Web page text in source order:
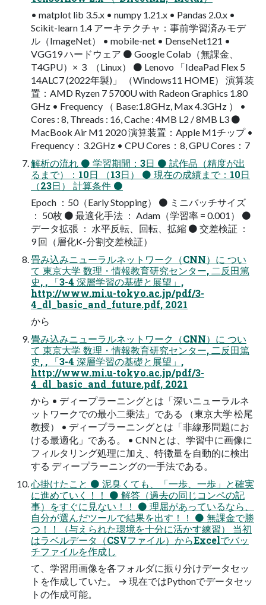
• matplot lib 3.5.x • numpy 1.21.x • Pandas 2.0.x •
Scikit-learn 1.4 アーキテクチャ：事前学習済みモデ
ル（ImageNet） • mobile-net • DenseNet121 •
VGG19 ハードウェア ⚫ Google Colab（無課金、
T4GPU）× ３ （Linux） ⚫ Lenovo 「IdeaPad Flex 5
14ALC7 (2022年製)」 （Windows11 HOME） 演算装
置：AMD Ryzen 7 5700U with Radeon Graphics 1.80
GHz • Frequency （ Base:1.8GHz, Max 4.3GHz ） •
Cores : 8, Threads : 16, Cache : 4MB L2 / 8MB L3 ⚫
MacBook Air M1 2020 演算装置：Apple M1チップ •
Frequency：3.2GHz • CPU Cores：8, GPU Cores：7
解析の流れ ⚫ 学習期間：3日 ⚫ 試作品（精度が出
るまで）：10日 （13日） ⚫ 現在の成績まで：10日
（23日） 計算条件 ⚫
Epoch ：50（Early Stopping） ⚫ ミニバッチサイズ
： 50枚 ⚫ 最適化手法 ： Adam（学習率 = 0.001） ⚫
データ拡張 ： 水平反転、回転、拡縮 ⚫ 交差検証 ：
9 回（層化K-分割交差検証）
畳み込みニューラルネットワーク（CNN）に つい
て 東京大学 数理・情報教育研究センター, 二反田篤
史, , 「3-4 深層学習の基礎と展望」,
http://www.mi.u-tokyo.ac.jp/pdf/3-
4_dl_basic_and_future.pdf, 2021
から
畳み込みニューラルネットワーク（CNN）に つい
て 東京大学 数理・情報教育研究センター, 二反田篤
史, , 「3-4 深層学習の基礎と展望」,
http://www.mi.u-tokyo.ac.jp/pdf/3-
4_dl_basic_and_future.pdf, 2021
から • ディープラーニングとは「深いニューラルネ
ットワークでの最小二乗法」である （東京大学 松尾
教授） • ディープラーニングとは「非線形問題にお
ける最適化」である。 • CNNとは、学習中に画像に
フィルタリング処理に加え、特徴量を自動的に検出
する ディープラーニングの一手法である。
心掛けたこと ⚫ 泥臭くても、「一歩、一歩」と確実
に進めていく！！ ⚫ 解答（過去の同じコンペの記
事）をすぐに見ない！！ ⚫ 理屈があっているなら、
自分が選んだツールで結果を出す！！ ⚫ 無課金で勝
つ！！（与えられた環境を十分に活かす練習） 当初
はラベルデータ（CSVファイル）からExcelでバッ
チファイルを作成し
て、学習用画像を各フォルダに振り分けデータセッ
トを作成していた。 → 現在ではPythonでデータセッ
トの作成可能。